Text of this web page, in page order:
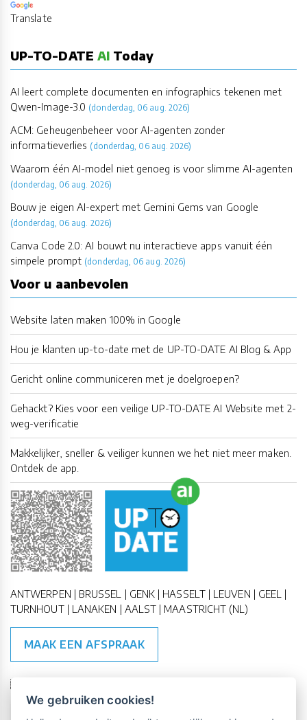
Translate
UP-TO-DATE AI Today
AI leert complete documenten en infographics tekenen met
Qwen-Image-3.0 (donderdag, 06 aug. 2026)
ACM: Geheugenbeheer voor AI-agenten zonder
informatieverlies (donderdag, 06 aug. 2026)
Waarom één AI-model niet genoeg is voor slimme AI-agenten
(donderdag, 06 aug. 2026)
Bouw je eigen AI-expert met Gemini Gems van Google
(donderdag, 06 aug. 2026)
Canva Code 2.0: AI bouwt nu interactieve apps vanuit één
simpele prompt (donderdag, 06 aug. 2026)
Voor u aanbevolen
Website laten maken 100% in Google
Hou je klanten up-to-date met de UP-TO-DATE AI Blog & App
Gericht online communiceren met je doelgroepen?
Gehackt? Kies voor een veilige UP-TO-DATE AI Website met 2-
weg-verificatie
Makkelijker, sneller & veiliger kunnen we het niet meer maken.
Ontdek de app.
ANTWERPEN | BRUSSEL | GENK | HASSELT | LEUVEN | GEEL |
TURNHOUT | LANAKEN | AALST | MAASTRICHT (NL)
MAAK EEN AFSPRAAK
🇪🇺 🇧🇪
We gebruiken cookies!
Vrijblijvende kennismaking?Boek